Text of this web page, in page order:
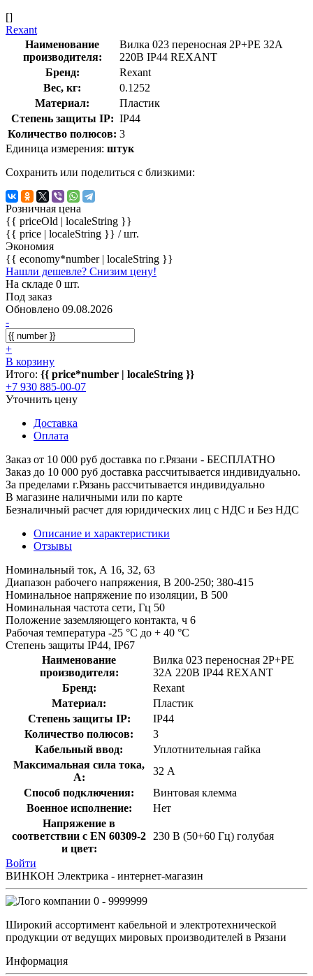
[]
Rexant
Наименование
производителя:
Вилка 023 переносная 2Р+РЕ 32А
220В IP44 REXANT
Бренд:
Rexant
Вес, кг:
0.1252
Материал:
Пластик
Степень защиты IP: IP44
Количество полюсов: 3
Единица измерения: штук
Сохранить или поделиться с близкими:
Розничная цена
{{ priceOld | localeString }}
{{ price | localeString }} / шт.
Экономия
{{ economy*number | localeString }}
Нашли дешевле? Снизим цену!
На складе 0 шт.
Под заказ
Обновлено 09.08.2026
-
+
В корзину
Итого: {{ price*number | localeString }}
+7 930 885-00-07
Уточнить цену
Доставка
Оплата
Заказ от 10 000 руб доставка по г.Рязани - БЕСПЛАТНО
Заказ до 10 000 руб доставка рассчитывается индивидуально.
За пределами г.Рязань рассчитывается индивидуально
В магазине наличными или по карте
Безналичный расчет для юридических лиц с НДС и Без НДС
Описание и характеристики
Отзывы
Номинальный ток, А 16, 32, 63
Диапазон рабочего напряжения, В 200-250; 380-415
Номинальное напряжение по изоляции, В 500
Номинальная частота сети, Гц 50
Положение заземляющего контакта, ч 6
Рабочая температура -25 °С до + 40 °С
Степень защиты IP44, IP67
Наименование
производителя:
Вилка 023 переносная 2Р+РЕ
32А 220В IP44 REXANT
Бренд:
Rexant
Материал:
Пластик
Степень защиты IP:
IP44
Количество полюсов:
3
Кабельный ввод:
Уплотнительная гайка
Максимальная сила тока,
А:
32 А
Способ подключения:
Винтовая клемма
Военное исполнение:
Нет
Напряжение в
соответствии с EN 60309-2
и цвет:
230 В (50+60 Гц) голубая
Войти
ВИНКОН Электрика - интернет-магазин
0 - 9999999
Широкий ассортимент кабельной и электротехнической
продукции от ведущих мировых производителей в Рязани
Информация